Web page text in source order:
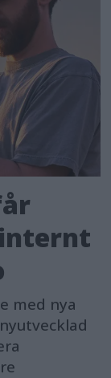
internt
med nya